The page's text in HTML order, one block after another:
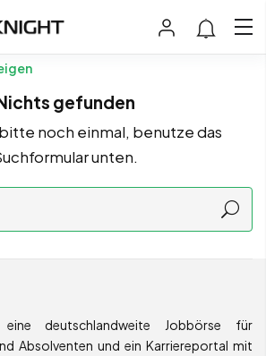
gefunden
noch einmal, benutze das
unten.
deutschlandweite Jobbörse für
Absolventen und ein Karriereportal mit